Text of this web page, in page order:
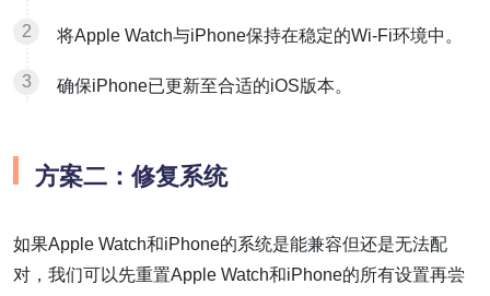
将Apple Watch与iPhone保持在稳定的Wi-Fi环境中。
确保iPhone已更新至合适的iOS版本。
方案二：修复系统
如果Apple Watch和iPhone的系统是能兼容但还是无法配
对，我们可以先重置Apple Watch和iPhone的所有设置再尝